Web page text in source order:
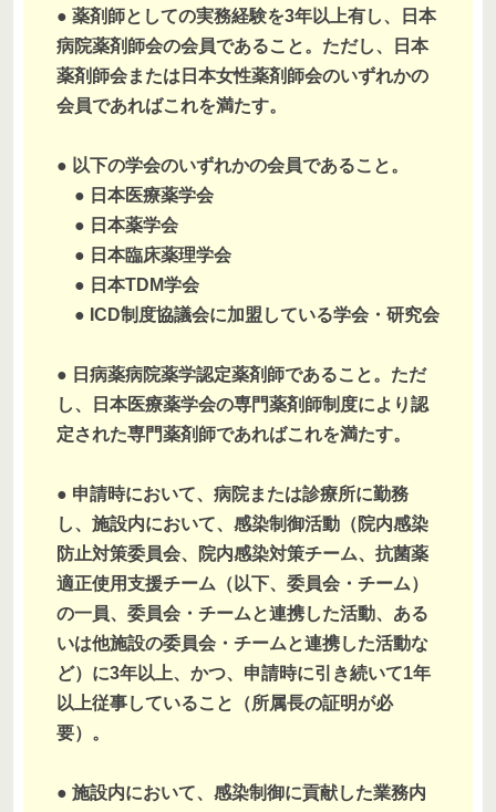
● 薬剤師としての実務経験を3年以上有し、日本
病院薬剤師会の会員であること。ただし、日本
薬剤師会または日本女性薬剤師会のいずれかの
会員であればこれを満たす。
● 以下の学会のいずれかの会員であること。
● 日本医療薬学会
● 日本薬学会
● 日本臨床薬理学会
● 日本TDM学会
● ICD制度協議会に加盟している学会・研究会
● 日病薬病院薬学認定薬剤師であること。ただ
し、日本医療薬学会の専門薬剤師制度により認
定された専門薬剤師であればこれを満たす。
● 申請時において、病院または診療所に勤務
し、施設内において、感染制御活動（院内感染
防止対策委員会、院内感染対策チーム、抗菌薬
適正使用支援チーム（以下、委員会・チーム）
の一員、委員会・チームと連携した活動、ある
いは他施設の委員会・チームと連携した活動な
ど）に3年以上、かつ、申請時に引き続いて1年
以上従事していること（所属長の証明が必
要）。
● 施設内において、感染制御に貢献した業務内